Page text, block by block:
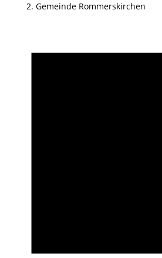
Gemeinde Rommerskirchen
für